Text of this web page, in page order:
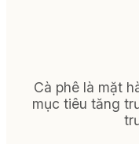
Cà phê là mặt
mục tiêu tăng